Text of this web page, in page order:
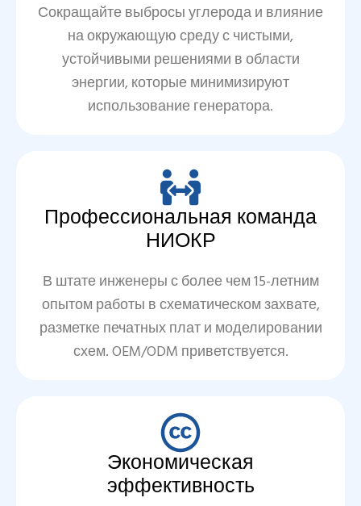
Сокращайте выбросы углерода и влияние
на окружающую среду с чистыми,
устойчивыми решениями в области
энергии, которые минимизируют
использование генератора.
Профессиональная команда
НИОКР
В штате инженеры с более чем 15-летним
опытом работы в схематическом захвате,
разметке печатных плат и моделировании
схем. OEM/ODM приветствуется.
Экономическая
эффективность